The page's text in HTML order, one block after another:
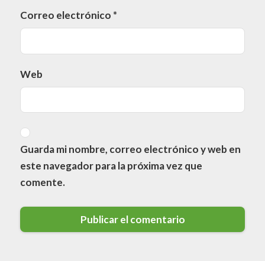
Correo electrónico *
Web
Guarda mi nombre, correo electrónico y web en
este navegador para la próxima vez que
comente.